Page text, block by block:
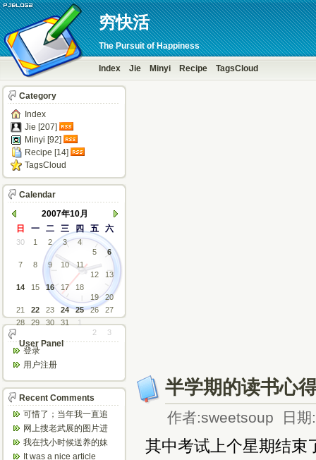
穷快活
The Pursuit of Happiness
Index Jie Minyi Recipe TagsCloud
半学期的读书心
作者:sweetsoup 日期
其中考试上个星期结束
Category
Index
Jie [207]
Minyi [92]
Recipe [14]
TagsCloud
Calendar
2007年10月
日
一 二 三 四 五 六
30 1 2 3
4
5
6
7
8 9 10
11
12
13
14
15 16 17
18
19
20
21
22 23 24 25 26
27
28
29 30 31
1
2
3
User Panel
登录
用户注册
Recent Comments
可惜了；当年我一直追
着这个，看博主夫妇一
步步在多伦...
网上搜老武展的图片进
来了，一晃是你十年前
的帖子，时...
我在找小时候送养的妹
妹，有人QQ找我说找到
It was a nice article